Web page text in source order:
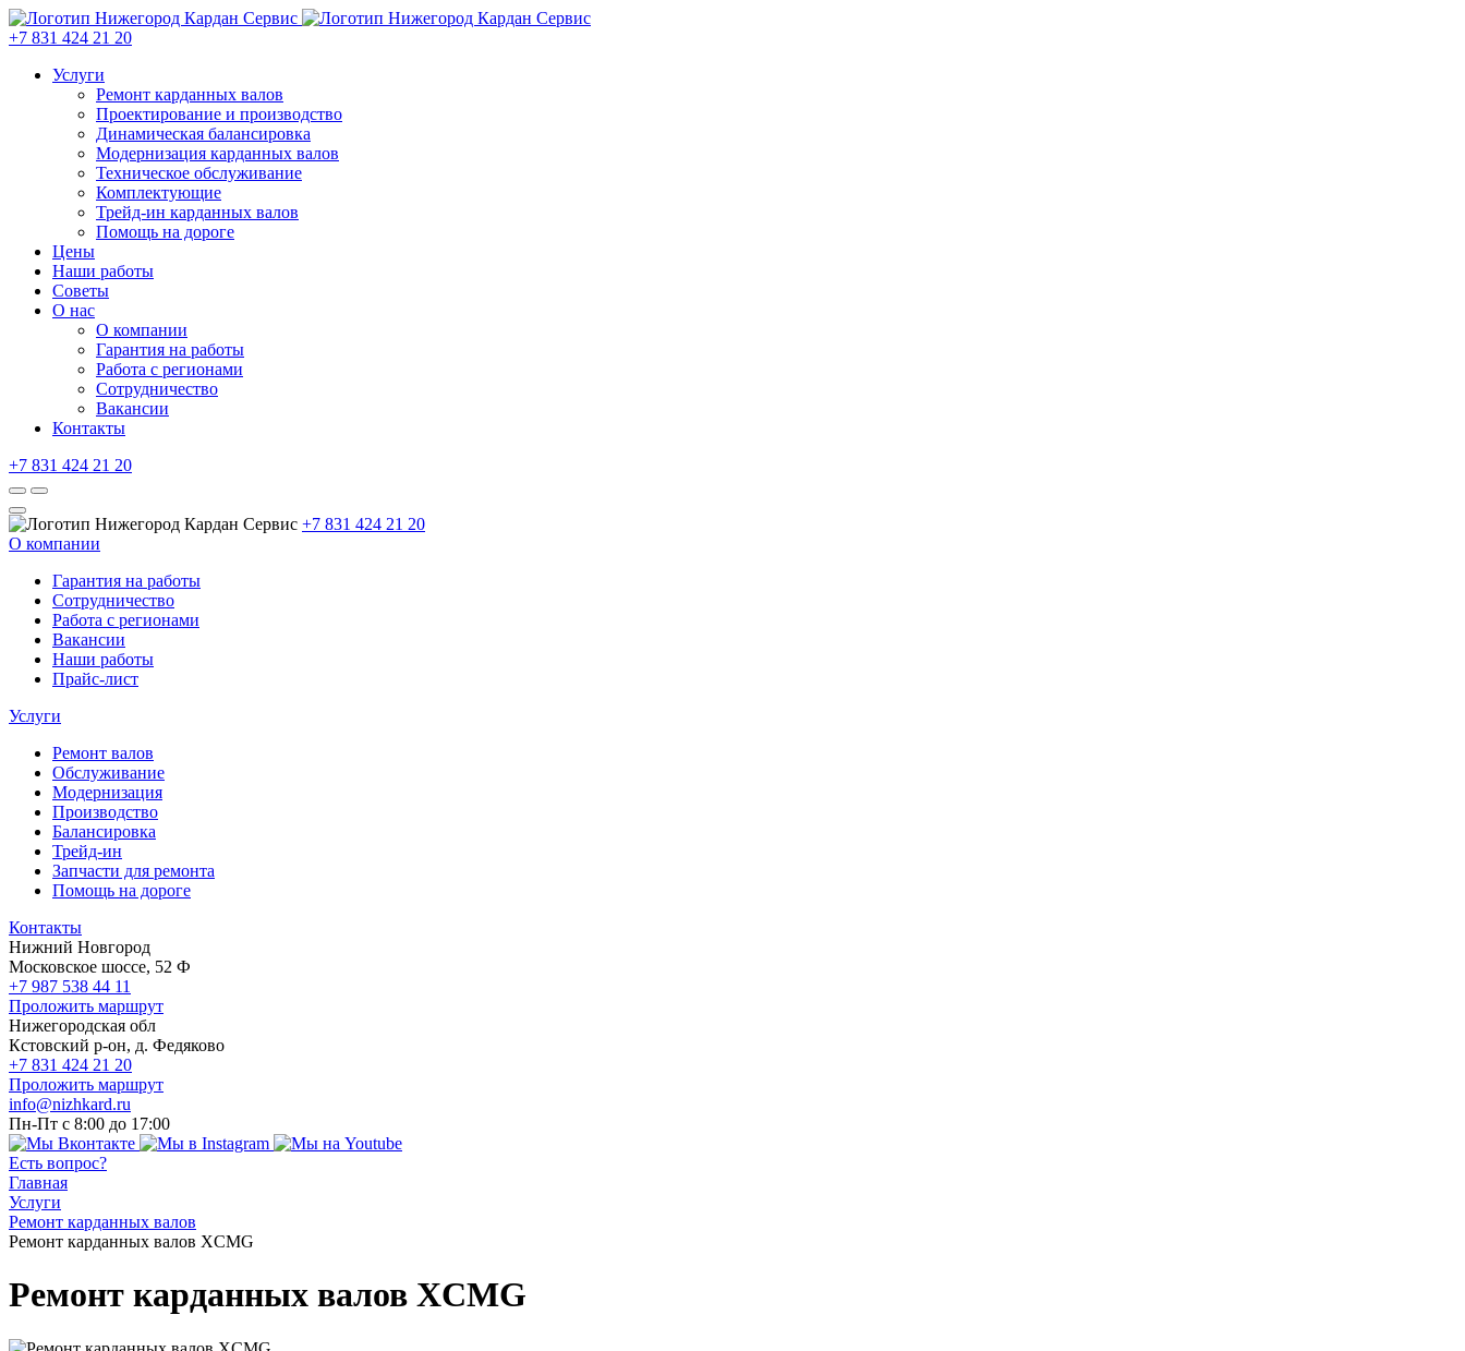
+7 831 424 21 20
Услуги
Ремонт карданных валов
Проектирование и производство
Динамическая балансировка
Модернизация карданных валов
Техническое обслуживание
Комплектующие
Трейд-ин карданных валов
Помощь на дороге
Цены
Наши работы
Советы
О нас
О компании
Гарантия на работы
Работа с регионами
Сотрудничество
Вакансии
Контакты
+7 831 424 21 20
+7 831 424 21 20
О компании
Гарантия на работы
Сотрудничество
Работа с регионами
Вакансии
Наши работы
Прайс-лист
Услуги
Ремонт валов
Обслуживание
Модернизация
Производство
Балансировка
Трейд-ин
Запчасти для ремонта
Помощь на дороге
Контакты
Нижний Новгород
Московское шоссе, 52 Ф
+7 987 538 44 11
Проложить маршрут
Нижегородская обл
Кстовский р-он, д. Федяково
+7 831 424 21 20
Проложить маршрут
info@nizhkard.ru
Пн-Пт с 8:00 до 17:00
Есть вопрос?
Главная
Услуги
Ремонт карданных валов
Ремонт карданных валов XCMG
Ремонт карданных валов XCMG